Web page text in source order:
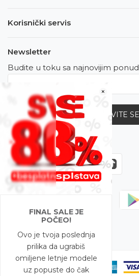
×
FINAL SALE JE
POČEO!
Ovo je tvoja poslednja
prilika da ugrabiš
omiljene letnje modele
uz popuste do čak
Korisnički servis
Newsletter
Budite u toku sa najnovijim
PRIJAVITE SE
Zapratite nas